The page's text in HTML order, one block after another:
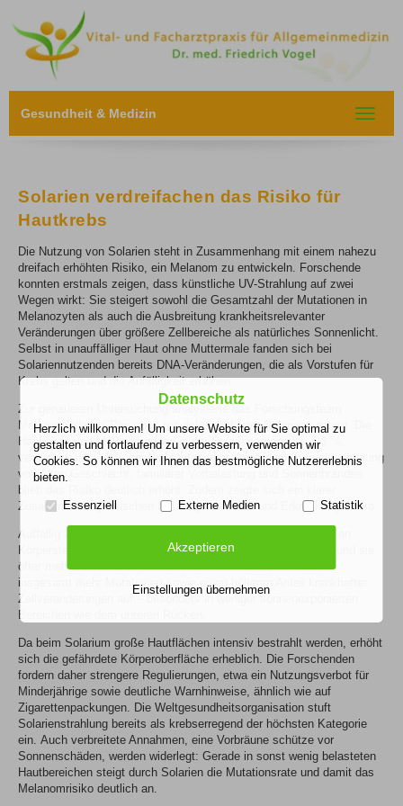
Gesundheit & Medizin
Toggle
Solarien verdreifachen das Risiko für
Hautkrebs
Die Nutzung von Solarien steht in Zusammenhang mit einem nahezu
dreifach erhöhten Risiko, ein Melanom zu entwickeln. Forschende
konnten erstmals zeigen, dass künstliche UV-Strahlung auf zwei
Wegen wirkt: Sie steigert sowohl die Gesamtzahl der Mutationen in
Melanozyten als auch die Ausbreitung krankheitsrelevanter
Veränderungen über größere Zellbereiche als natürliches Sonnenlicht.
Selbst in unauffälliger Haut ohne Muttermale fanden sich bei
Solariennutzenden bereits DNA-Veränderungen, die als Vorstufen für
Krebs gelten und die Anfälligkeit erhöhen.
Zur genaueren Untersuchung analysierte das Forschungsteam
Melanomfälle bei Personen mit dokumentierter Solariennutzung. Die
Häufigkeit von Melanomen lag in der Solariengruppe bei 5,1 %,
verglichen mit 2,1 % bei Nichtnutzenden. Auch nach Berücksichtigung
von Alter, Geschlecht, familiärer Vorbelastung und Sonnenbränden
blieb das Risiko deutlich erhöht. Zudem zeigte sich ein klarer
Zusammenhang zwischen Nutzungsintensität und Erkrankungsrisiko.
Auffällig war, dass Melanome bei Solariennutzenden häufiger an
Körperstellen mit geringer natürlicher UV-Belastung auftraten und sie
öfter mehrere Tumoren entwickelten. Ihre Hautzellen wiesen
insgesamt mehr Mutationen sowie einen höheren Anteil krankhafter
Zellveränderungen auf – besonders in weniger sonnenexponierten
Bereichen wie dem unteren Rücken.
Da beim Solarium große Hautflächen intensiv bestrahlt werden, erhöht
sich die gefährdete Körperoberfläche erheblich. Die Forschenden
fordern daher strengere Regulierungen, etwa ein Nutzungsverbot für
Minderjährige sowie deutliche Warnhinweise, ähnlich wie auf
Zigarettenpackungen. Die Weltgesundheitsorganisation stuft
Solarienstrahlung bereits als krebserregend der höchsten Kategorie
ein. Auch verbreitete Annahmen, eine Vorbräune schütze vor
Sonnenschäden, werden widerlegt: Gerade in sonst wenig belasteten
Hautbereichen steigt durch Solarien die Mutationsrate und damit das
Melanomrisiko deutlich an.
Datenschutz
Herzlich willkommen! Um unsere Website für Sie optimal zu
gestalten und fortlaufend zu verbessern, verwenden wir
Cookies. So können wir Ihnen das bestmögliche Nutzererlebnis
bieten.
Essenziell Externe Medien Statistik
Akzeptieren
Einstellungen übernehmen